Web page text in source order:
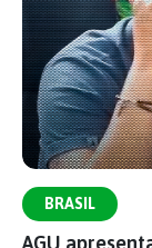
BRASIL
AGU